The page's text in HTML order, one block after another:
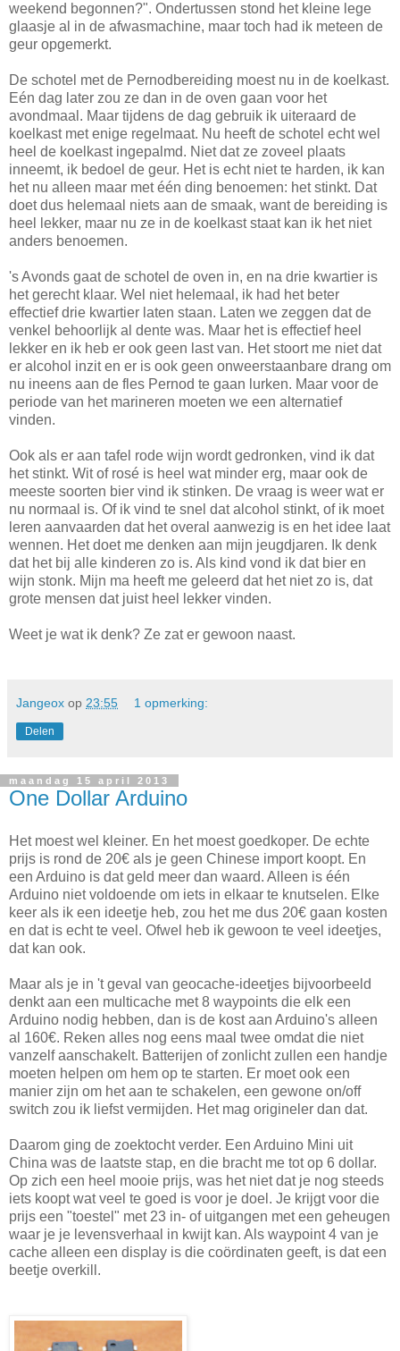
weekend begonnen?". Ondertussen stond het kleine lege
glaasje al in de afwasmachine, maar toch had ik meteen de
geur opgemerkt.
De schotel met de Pernodbereiding moest nu in de koelkast.
Eén dag later zou ze dan in de oven gaan voor het
avondmaal. Maar tijdens de dag gebruik ik uiteraard de
koelkast met enige regelmaat. Nu heeft de schotel echt wel
heel de koelkast ingepalmd. Niet dat ze zoveel plaats
inneemt, ik bedoel de geur. Het is echt niet te harden, ik kan
het nu alleen maar met één ding benoemen: het stinkt. Dat
doet dus helemaal niets aan de smaak, want de bereiding is
heel lekker, maar nu ze in de koelkast staat kan ik het niet
anders benoemen.
's Avonds gaat de schotel de oven in, en na drie kwartier is
het gerecht klaar. Wel niet helemaal, ik had het beter
effectief drie kwartier laten staan. Laten we zeggen dat de
venkel behoorlijk al dente was. Maar het is effectief heel
lekker en ik heb er ook geen last van. Het stoort me niet dat
er alcohol inzit en er is ook geen onweerstaanbare drang om
nu ineens aan de fles Pernod te gaan lurken. Maar voor de
periode van het marineren moeten we een alternatief
vinden.
Ook als er aan tafel rode wijn wordt gedronken, vind ik dat
het stinkt. Wit of rosé is heel wat minder erg, maar ook de
meeste soorten bier vind ik stinken. De vraag is weer wat er
nu normaal is. Of ik vind te snel dat alcohol stinkt, of ik moet
leren aanvaarden dat het overal aanwezig is en het idee laat
wennen. Het doet me denken aan mijn jeugdjaren. Ik denk
dat het bij alle kinderen zo is. Als kind vond ik dat bier en
wijn stonk. Mijn ma heeft me geleerd dat het niet zo is, dat
grote mensen dat juist heel lekker vinden.
Weet je wat ik denk? Ze zat er gewoon naast.
Jangeox op 23:55 1 opmerking:
Delen
maandag 15 april 2013
One Dollar Arduino
Het moest wel kleiner. En het moest goedkoper. De echte
prijs is rond de 20€ als je geen Chinese import koopt. En
een Arduino is dat geld meer dan waard. Alleen is één
Arduino niet voldoende om iets in elkaar te knutselen. Elke
keer als ik een ideetje heb, zou het me dus 20€ gaan kosten
en dat is echt te veel. Ofwel heb ik gewoon te veel ideetjes,
dat kan ook.
Maar als je in 't geval van geocache-ideetjes bijvoorbeeld
denkt aan een multicache met 8 waypoints die elk een
Arduino nodig hebben, dan is de kost aan Arduino's alleen
al 160€. Reken alles nog eens maal twee omdat die niet
vanzelf aanschakelt. Batterijen of zonlicht zullen een handje
moeten helpen om hem op te starten. Er moet ook een
manier zijn om het aan te schakelen, een gewone on/off
switch zou ik liefst vermijden. Het mag origineler dan dat.
Daarom ging de zoektocht verder. Een Arduino Mini uit
China was de laatste stap, en die bracht me tot op 6 dollar.
Op zich een heel mooie prijs, was het niet dat je nog steeds
iets koopt wat veel te goed is voor je doel. Je krijgt voor die
prijs een "toestel" met 23 in- of uitgangen met een geheugen
waar je je levensverhaal in kwijt kan. Als waypoint 4 van je
cache alleen een display is die coördinaten geeft, is dat een
beetje overkill.